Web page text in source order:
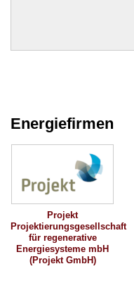
Energiefirmen
Projekt
Projektierungsgesellschaft
für regenerative
Energiesysteme mbH
(Projekt GmbH)